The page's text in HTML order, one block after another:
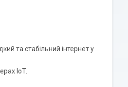
та стабільний інтернет у
IoT.